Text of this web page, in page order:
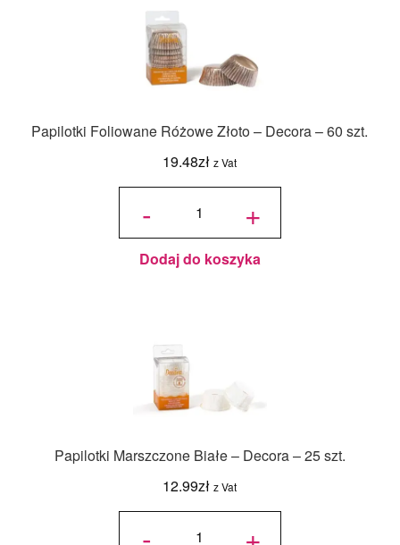
Papilotki Foliowane Różowe Złoto – Decora – 60 szt.
19.48zł z Vat
-
ilość
Różowe
Złoto -
Decora -
60 szt. +
Dodaj do koszyka
Papilotki Marszczone Białe – Decora – 25 szt.
12.99zł z Vat
-
ilość
Białe - +